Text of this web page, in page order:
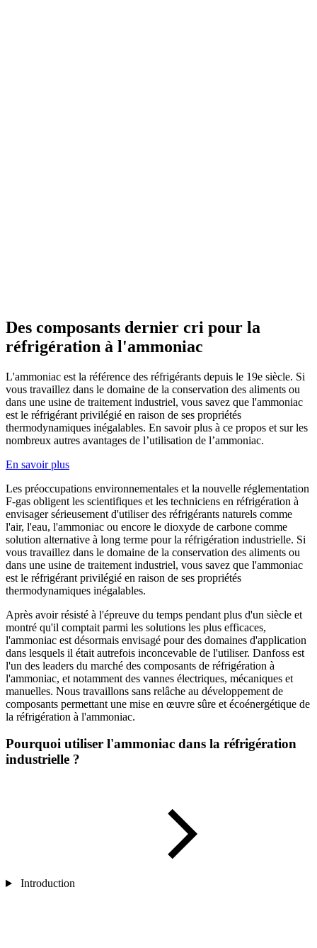
Des composants dernier cri pour la
réfrigération à l'ammoniac
L'ammoniac est la référence des réfrigérants depuis le 19e siècle. Si
vous travaillez dans le domaine de la conservation des aliments ou
dans une usine de traitement industriel, vous savez que l'ammoniac
est le réfrigérant privilégié en raison de ses propriétés
thermodynamiques inégalables. En savoir plus à ce propos et sur les
nombreux autres avantages de l’utilisation de l’ammoniac.
En savoir plus
Les préoccupations environnementales et la nouvelle réglementation
F-gas obligent les scientifiques et les techniciens en réfrigération à
envisager sérieusement d'utiliser des réfrigérants naturels comme
l'air, l'eau, l'ammoniac ou encore le dioxyde de carbone comme
solution alternative à long terme pour la réfrigération industrielle. Si
vous travaillez dans le domaine de la conservation des aliments ou
dans une usine de traitement industriel, vous savez que l'ammoniac
est le réfrigérant privilégié en raison de ses propriétés
thermodynamiques inégalables.
Après avoir résisté à l'épreuve du temps pendant plus d'un siècle et
montré qu'il comptait parmi les solutions les plus efficaces,
l'ammoniac est désormais envisagé pour des domaines d'application
dans lesquels il était autrefois inconcevable de l'utiliser. Danfoss est
l'un des leaders du marché des composants de réfrigération à
l'ammoniac, et notamment des vannes électriques, mécaniques et
manuelles. Nous travaillons sans relâche au développement de
composants permettant une mise en œuvre sûre et écoénergétique de
la réfrigération à l'ammoniac.
Pourquoi utiliser l'ammoniac dans la réfrigération
industrielle ?
Introduction